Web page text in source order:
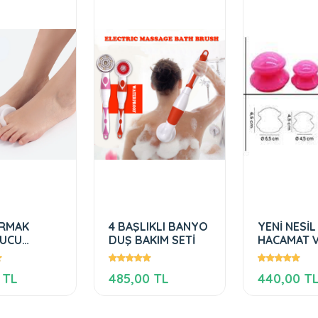
4 BAŞLIKLI BANYO
DUŞ BAKIM SETİ
485,00 TL
YENİ NESİL
HACAMAT
SETİ 4'LÜ
440,00 TL